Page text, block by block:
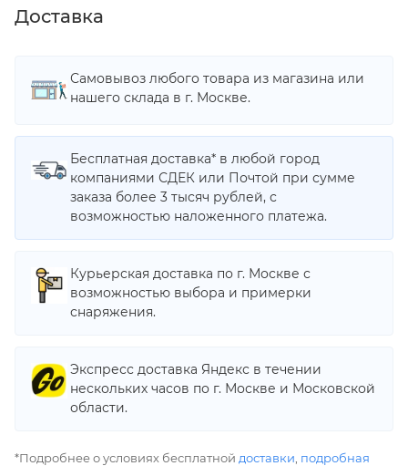
Доставка
Самовывоз любого товара из магазина или
нашего склада в г. Москве.
Бесплатная доставка* в любой город
компаниями СДЕК или Почтой при сумме
заказа более 3 тысяч рублей, с
возможностью наложенного платежа.
Курьерская доставка по г. Москве с
возможностью выбора и примерки
снаряжения.
Экспресс доставка Яндекс в течении
нескольких часов по г. Москве и Московской
области.
*Подробнее о условиях бесплатной доставки подробная